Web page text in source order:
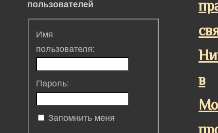
в
пользователей
Имя
пользователя:
Пароль:
Запомнить меня